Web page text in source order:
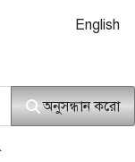
আপনার ভাষা
English
অনুসন্ধান করো